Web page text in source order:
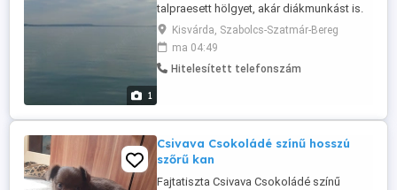
1
talpraesett hölgyet, akár diákmunkást is.
Szállás + utazási költség támogatás. Heti
fizetés. A munkakör fizikai munkával is jár
! Rugalmas munkaidő. Jelentkezés: pár
soros bemutatkozással. Személyes
Kisvárda, Szabolcs-Szatmár-Bereg
ma 04:49
Hitelesített telefonszám
Csivava Csokoládé színű hosszú
szőrű kan
Fajtatiszta Csivava Csokoládé színű